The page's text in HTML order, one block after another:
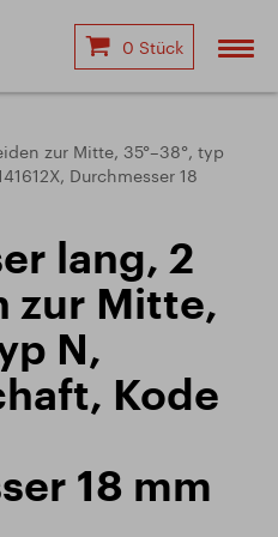
0 Stück
zur Mitte, 35°–38°, typ
Durchmesser 18
lang, 2
zur Mitte,
N,
Kode
18 mm